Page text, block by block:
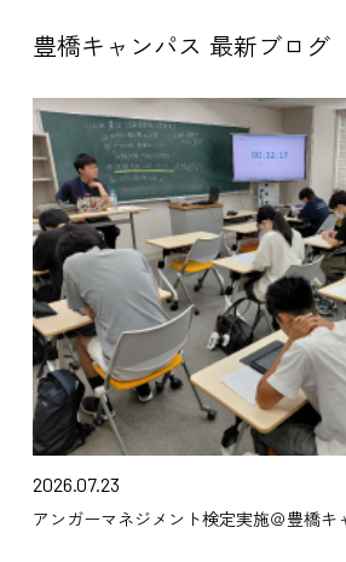
豊橋キャンパス 最新ブログ
2026.07.23
アンガーマネジメント検定実施＠豊橋キ